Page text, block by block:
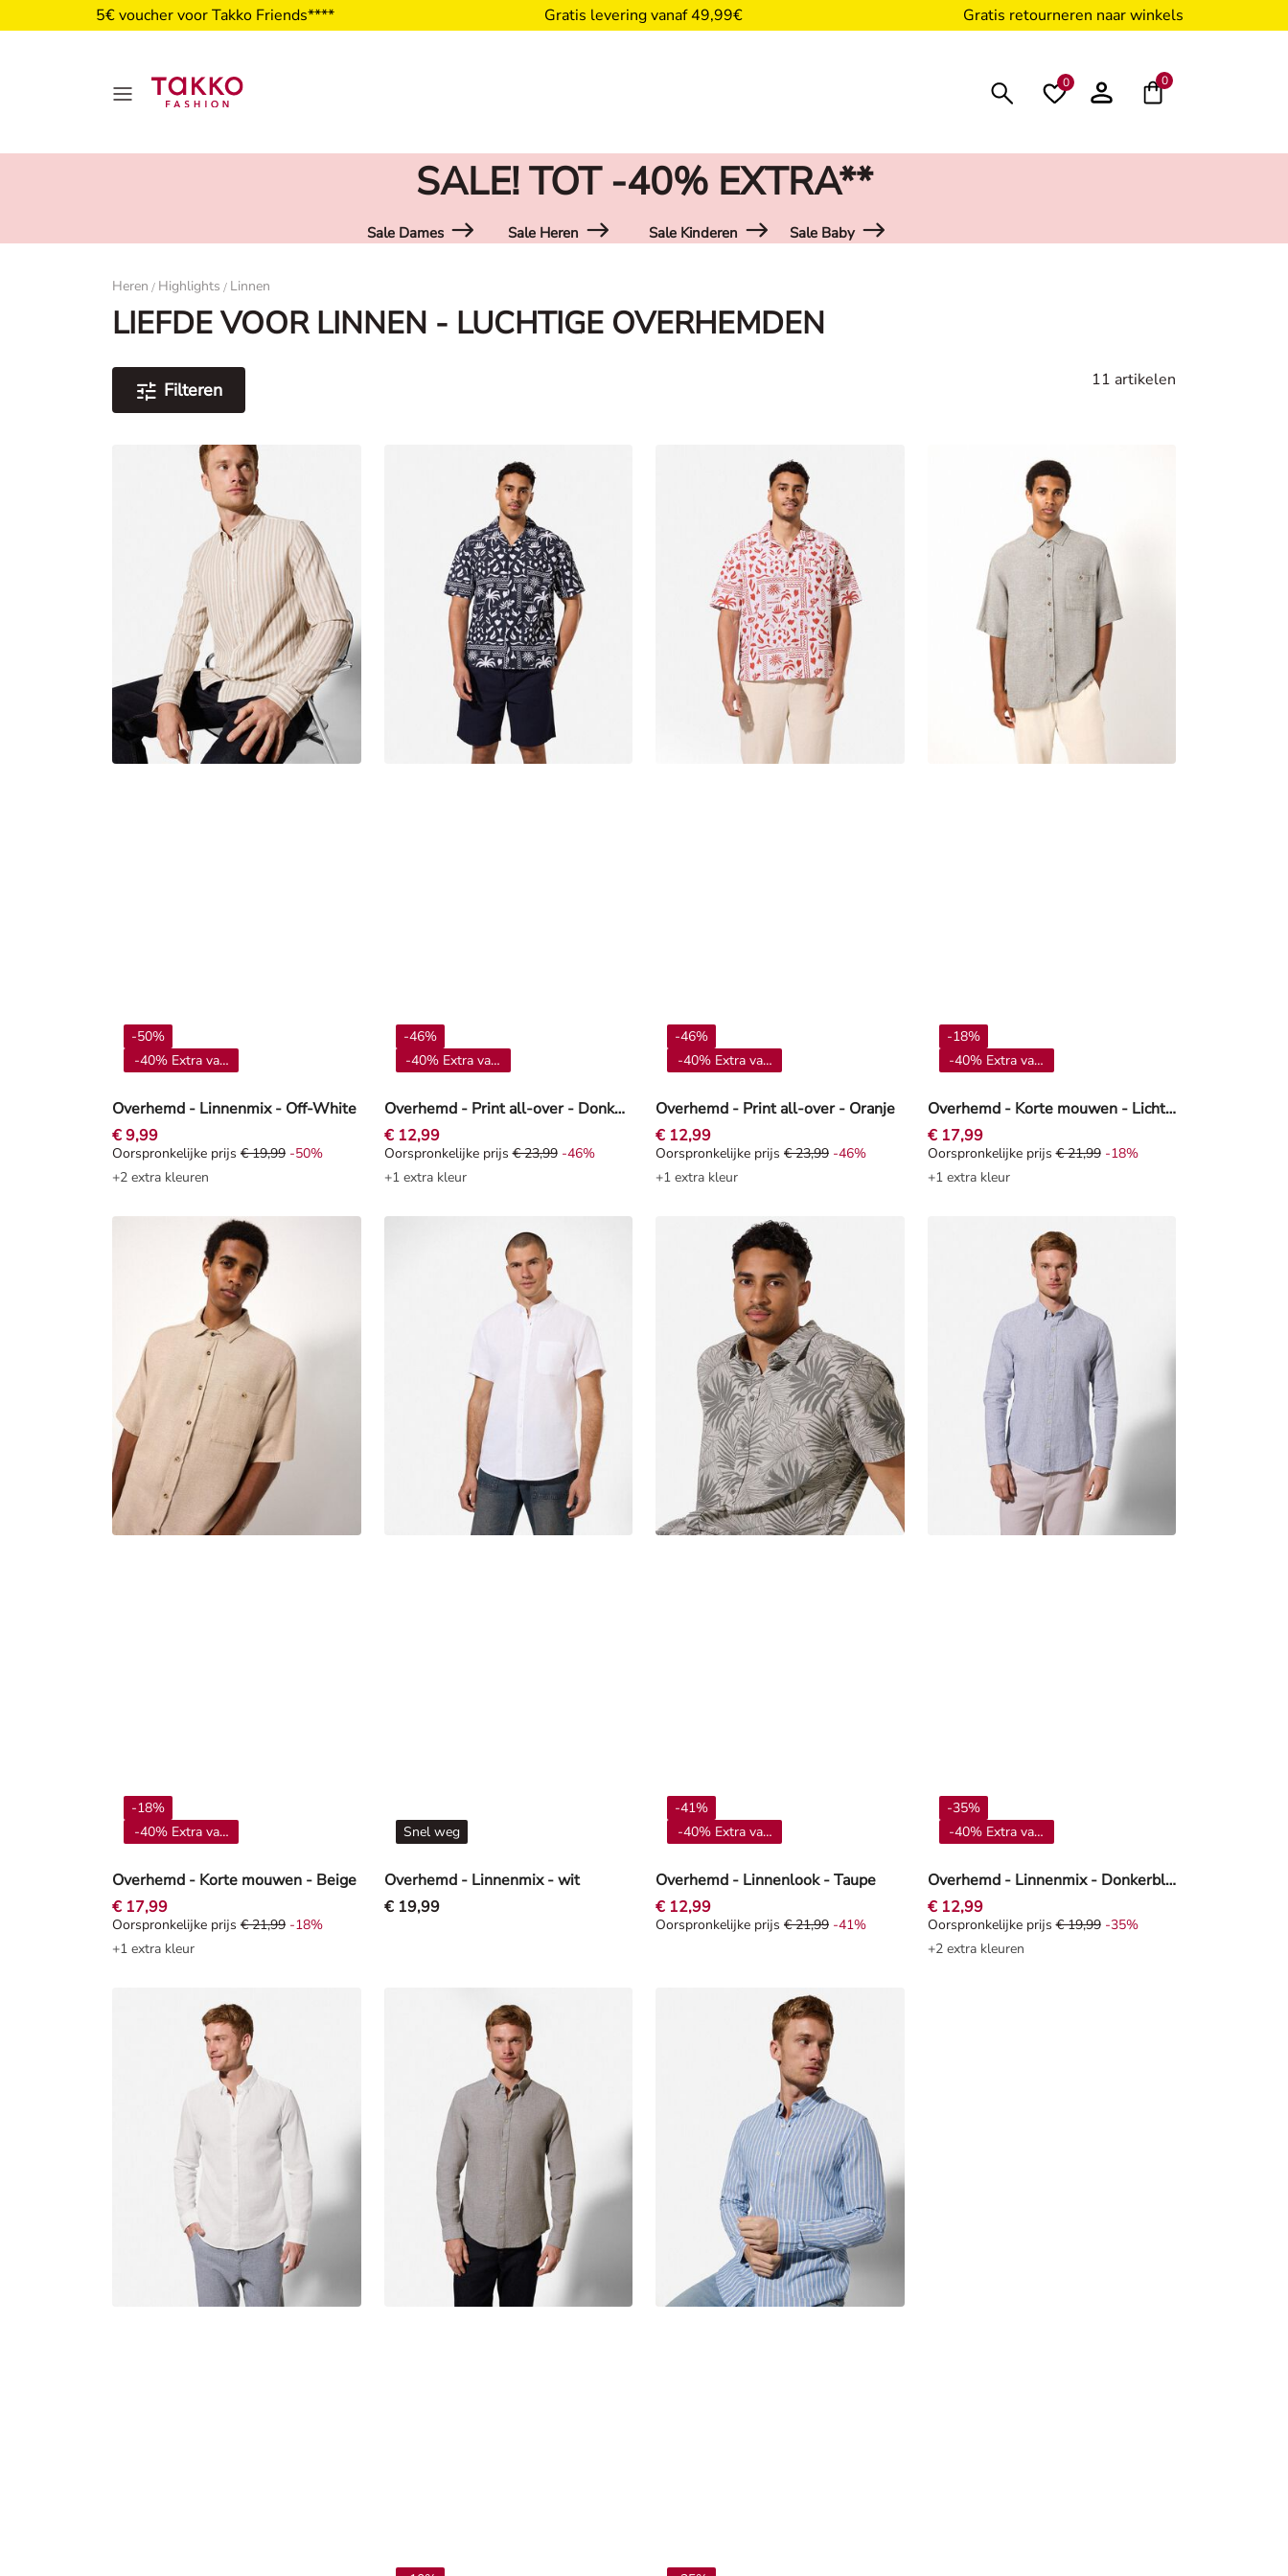
5€ voucher voor Takko Friends**** Gratis levering vanaf 49,99€ Gratis retourneren naar winkels
0 0
SALE! TOT -40% EXTRA**
Sale Dames Sale Heren Sale Kinderen
Sale Baby
Heren / Highlights / Linnen
LIEFDE VOOR LINNEN - LUCHTIGE OVERHEMDEN
Filteren 11 artikelen
Overhemd - Linnenmix - Off-White
-50%
-40% Extra vanaf 4**
€ 9,99
Oorspronkelijke prijs € 19,99, Korting -50%
Oorspronkelijke prijs € 19,99 -50%
+2 extra kleuren
Overhemd - Print all-over - Donkerblauw
-46%
-40% Extra vanaf 4**
€ 12,99
Oorspronkelijke prijs € 23,99, Korting -46%
Oorspronkelijke prijs € 23,99 -46%
+1 extra kleur
Overhemd - Print all-over - Oranje
-46%
-40% Extra vanaf 4**
€ 12,99
Oorspronkelijke prijs € 23,99, Korting -46%
Oorspronkelijke prijs € 23,99 -46%
+1 extra kleur
Overhemd - Korte mouwen - Lichtgroen
-18%
-40% Extra vanaf 4**
€ 17,99
Oorspronkelijke prijs € 21,99, Korting -18%
Oorspronkelijke prijs € 21,99 -18%
+1 extra kleur
Overhemd - Korte mouwen - Beige
-18%
-40% Extra vanaf 4**
€ 17,99
Oorspronkelijke prijs € 21,99, Korting -18%
Oorspronkelijke prijs € 21,99 -18%
+1 extra kleur
Overhemd - Linnenmix - wit
Snel weg
€ 19,99
Overhemd - Linnenlook - Taupe
-41%
-40% Extra vanaf 4**
€ 12,99
Oorspronkelijke prijs € 21,99, Korting -41%
Oorspronkelijke prijs € 21,99 -41%
Overhemd - Linnenmix - Donkerblauw
-35%
-40% Extra vanaf 4**
€ 12,99
Oorspronkelijke prijs € 19,99, Korting -35%
Oorspronkelijke prijs € 19,99 -35%
+2 extra kleuren